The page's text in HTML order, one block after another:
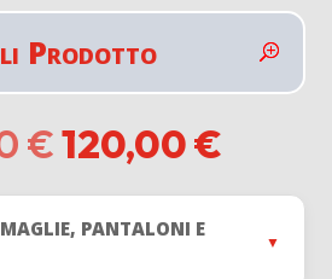
Prodotto
€Il
prezzo
originale
era:
145,00 €.
120,00€Il
PANTALONI E
▼